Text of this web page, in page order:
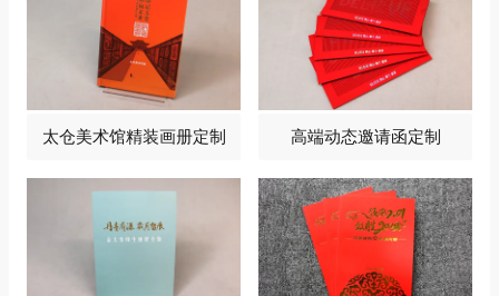
太仓美术馆精装画册定制 高端动态邀请函定制